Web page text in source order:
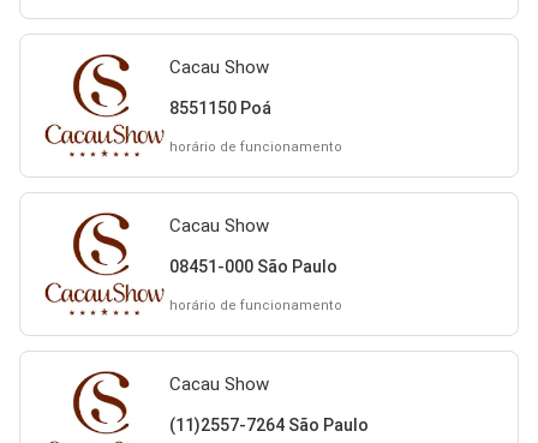
Cacau Show
8551150 Poá
horário de funcionamento
Cacau Show
08451-000 São Paulo
horário de funcionamento
Cacau Show
(11)2557-7264 São Paulo